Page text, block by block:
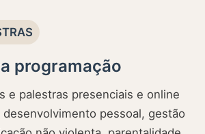
programação
e palestras presenciais e online
pessoal, gestão